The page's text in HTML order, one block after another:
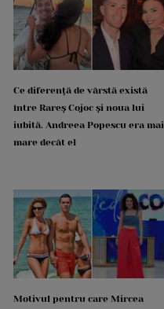
Ce diferență de vârstă există
între Rareș Cojoc și noua lui
iubită. Andreea Popescu era mai
mare decât el
Motivul pentru care Mircea